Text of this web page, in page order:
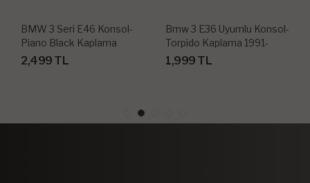
BMW 3 Seri E46 Konsol-
Piano Black Kaplama
1998-2004
2,499 TL
Bmw 3 E36 Uyumlu Konsol-
Torpido Kaplama 1991-
1998 20 Parça
1,999 TL